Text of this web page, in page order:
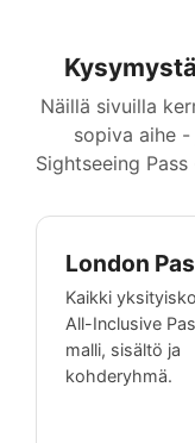
Näillä sivuilla
sopiva aihe
Sightseeing
London
Kaikki
All-Inclusive
malli, sisältö ja
kohderyhmä.